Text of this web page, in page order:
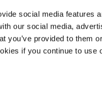
social media features
our social media,
you’ve provided to them
if you continue to use